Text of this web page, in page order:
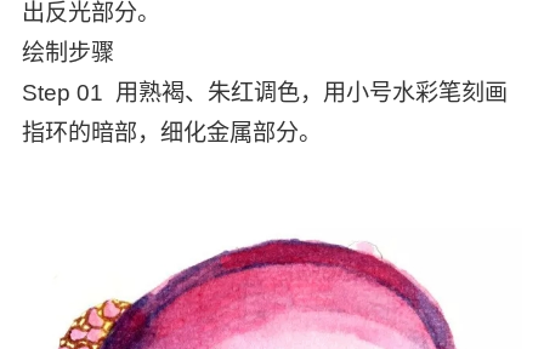
出反光部分。
绘制步骤
Step 01 用熟褐、朱红调色，用小号水彩笔刻画
指环的暗部，细化金属部分。